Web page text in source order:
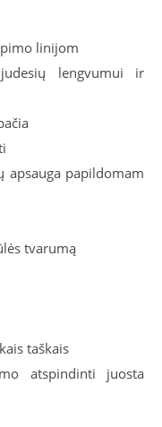
linijom
lengvumui ir
apsauga papildomam
tvarumą
taškais
atspindinti juosta